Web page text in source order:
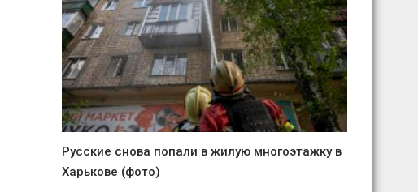
Русские снова попали в жилую многоэтажку в
Харькове (фото)